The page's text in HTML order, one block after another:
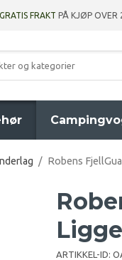
GRATIS FRAKT PÅ KJØP OVER
/ Robens
ARTIKKEL-ID: